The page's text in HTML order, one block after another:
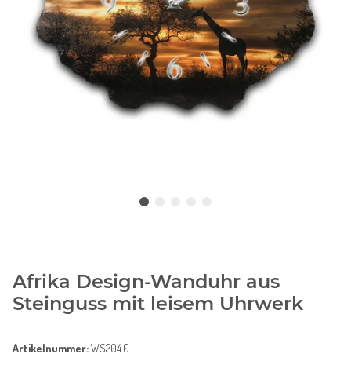
Afrika Design-Wanduhr aus
Steinguss mit leisem Uhrwerk
Artikelnummer:WS204.0